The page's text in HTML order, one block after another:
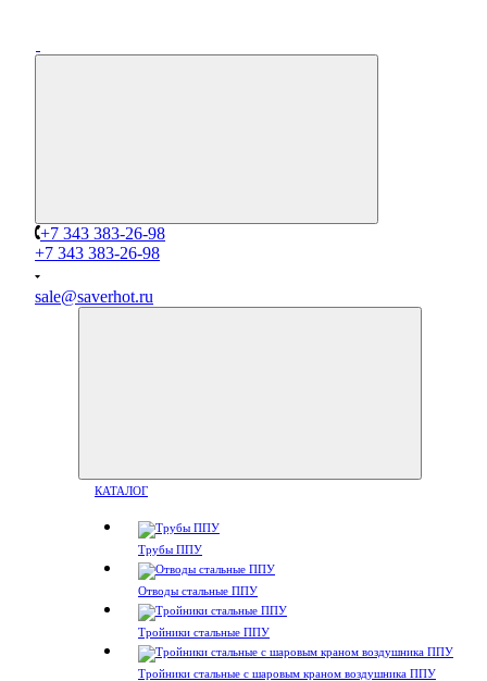
+7 343 383-26-98
+7 343 383-26-98
sale@saverhot.ru
КАТАЛОГ
Трубы ППУ
Отводы стальные ППУ
Тройники стальные ППУ
Тройники стальные с шаровым краном воздушника ППУ